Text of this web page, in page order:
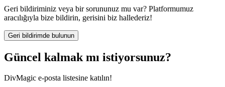
Geri bildiriminiz veya bir sorununuz mu var? Platformumuz
aracılığıyla bize bildirin, gerisini biz hallederiz!
Geri bildirimde bulunun
Güncel kalmak mı istiyorsunuz?
DivMagic e-posta listesine katılın!